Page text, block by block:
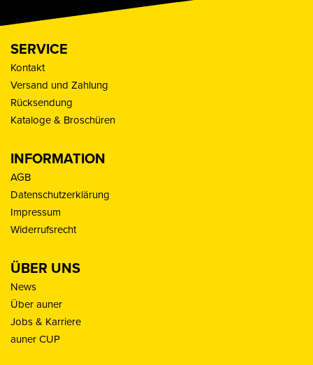
SERVICE
Kontakt
Versand und Zahlung
Rücksendung
Kataloge & Broschüren
INFORMATION
AGB
Datenschutzerklärung
Impressum
Widerrufsrecht
ÜBER UNS
News
Über auner
Jobs & Karriere
auner CUP